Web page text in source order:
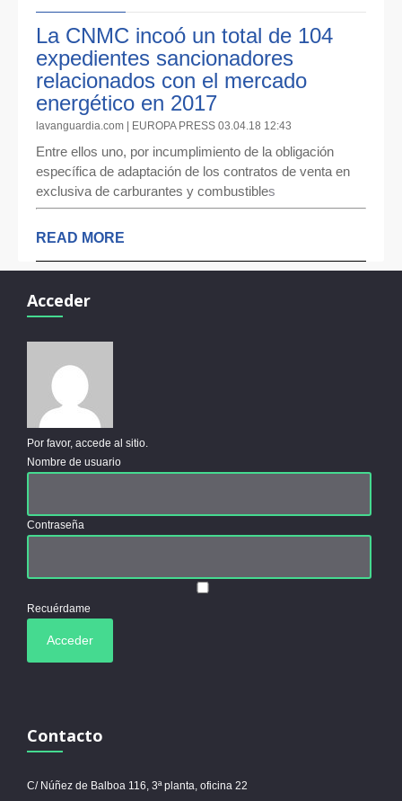
La CNMC incoó un total de 104
expedientes sancionadores
relacionados con el mercado
energético en 2017
lavanguardia.com | EUROPA PRESS 03.04.18 12:43
Entre ellos uno, por incumplimiento de la obligación
específica de adaptación de los contratos de venta en
exclusiva de carburantes y combustibles
READ MORE
Acceder
Por favor, accede al sitio.
Nombre de usuario
Contraseña
Recuérdame
Contacto
C/ Núñez de Balboa 116, 3ª planta, oficina 22